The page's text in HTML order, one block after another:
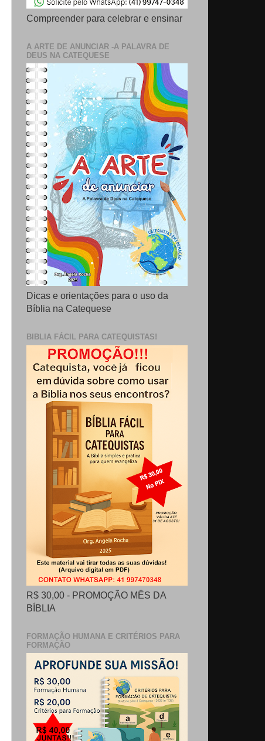
Compreender para celebrar e ensinar
A ARTE DE ANUNCIAR -A PALAVRA DE
DEUS NA CATEQUESE
Dicas e orientações para o uso da
Bíblia na Catequese
BIBLIA FÁCIL PARA CATEQUISTAS!
R$ 30,00 - PROMOÇÃO MÊS DA
BÍBLIA
FORMAÇÃO HUMANA E CRITÉRIOS PARA
FORMAÇÃO